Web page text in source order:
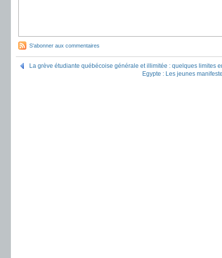
S'abonner aux commentaires
La grève étudiante québécoise générale et illimitée : quelques limites
Egypte : Les jeunes